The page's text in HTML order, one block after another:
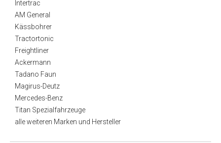
Intertrac
AM General
Kässbohrer
Tractortonic
Freightliner
Ackermann
Tadano Faun
Magirus-Deutz
Mercedes-Benz
Titan Spezialfahrzeuge
alle weiteren Marken und Hersteller